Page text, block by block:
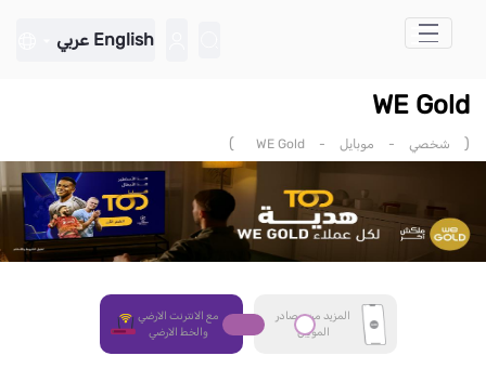
تخطي إلى المحتوى الرئيسي
English عربي
WE Gold
( شخصي - موبايل -
WE Gold
)
المزيد من مصادر
الموبيل
مع الانترنت الارضي
والخط الارضي